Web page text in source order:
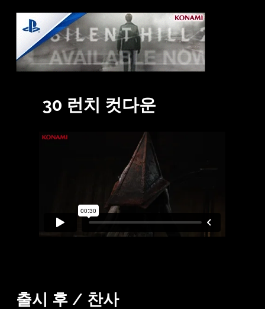
30 런치 컷다운
출시 후 / 찬사